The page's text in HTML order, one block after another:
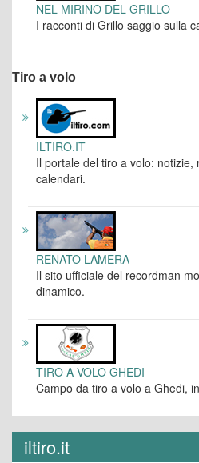
NEL MIRINO DEL GRILLO
I racconti di Grillo saggio sulla
Tiro a volo
ILTIRO.IT
Il portale del tiro a volo: notizie,
calendari.
RENATO LAMERA
Il sito ufficiale del recordman
dinamico.
TIRO A VOLO GHEDI
Campo da tiro a volo a Ghedi,
iltiro.it